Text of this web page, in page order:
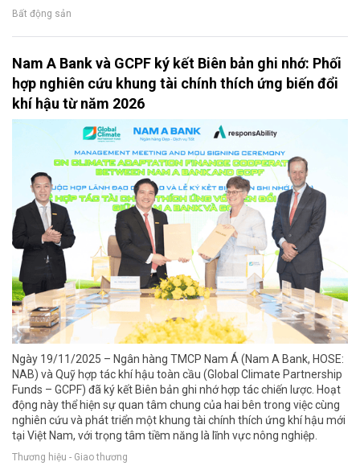
Bất động sản
Nam A Bank và GCPF ký kết Biên bản ghi nhớ: Phối
hợp nghiên cứu khung tài chính thích ứng biến đổi
khí hậu từ năm 2026
Ngày 19/11/2025 – Ngân hàng TMCP Nam Á (Nam A Bank, HOSE:
NAB) và Quỹ hợp tác khí hậu toàn cầu (Global Climate Partnership
Funds – GCPF) đã ký kết Biên bản ghi nhớ hợp tác chiến lược. Hoạt
động này thể hiện sự quan tâm chung của hai bên trong việc cùng
nghiên cứu và phát triển một khung tài chính thích ứng khí hậu mới
tại Việt Nam, với trọng tâm tiềm năng là lĩnh vực nông nghiệp.
Thương hiệu - Giao thương